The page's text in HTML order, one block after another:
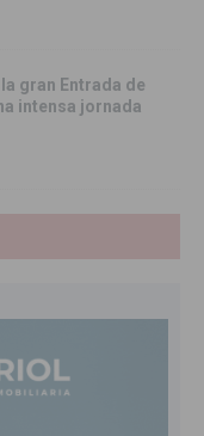
gran Entrada de
intensa jornada